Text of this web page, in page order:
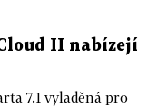
II nabízejí
7.1 vyladěná pro